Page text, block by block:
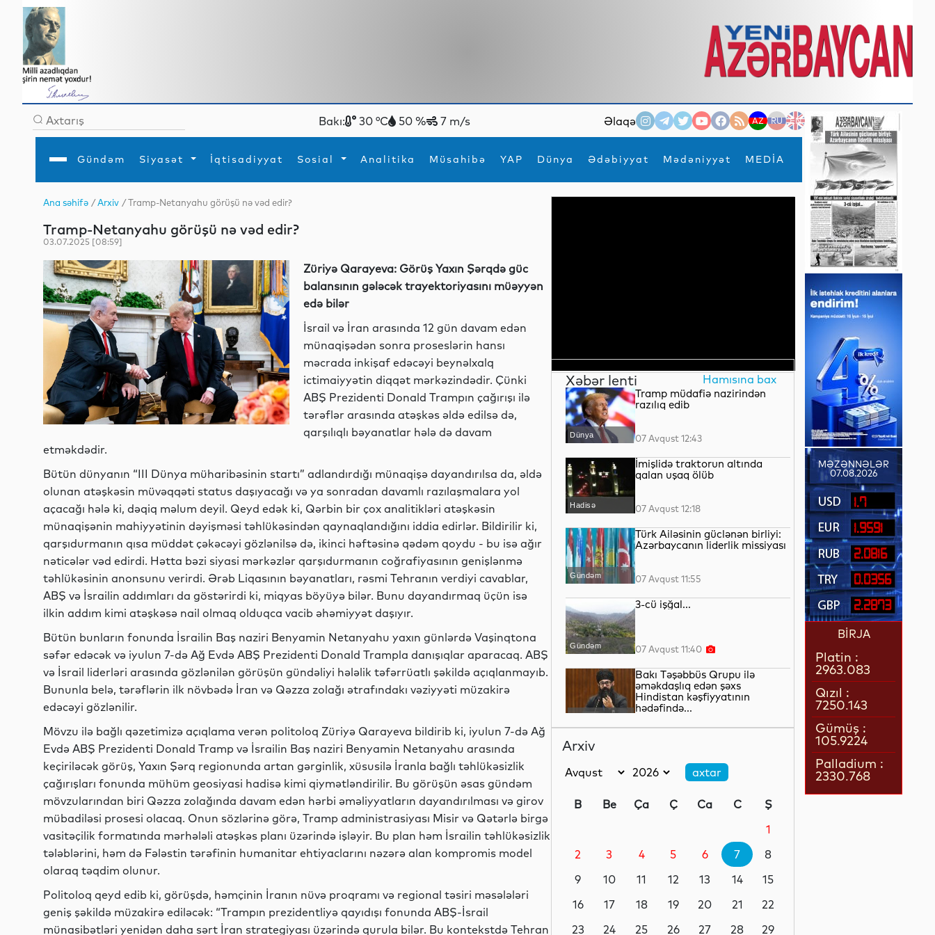
Bakı: 30 °C 50 % 7 m/s Əlaqə AZ RU EN
Gündəm Siyasət İqtisadiyyat Sosial Analitika Müsahibə YAP Dünya Ədəbiyyat Mədəniyyət MEDİA
×
Gündəm
İqtisadiyyat
Analitika
Mədəniyyət
Müsahibə
MEDİA
Xarici siyasət Turizm
Hadisə
Diaspor
Ana səhifə /Arxiv / Tramp-Netanyahu görüşü nə vəd edir?
Tramp-Netanyahu görüşü nə vəd edir?
03.07.2025 [08:59]
Züriyə Qarayeva: Görüş Yaxın Şərqdə güc
balansının gələcək trayektoriyasını müəyyən
edə bilər
İsrail və İran arasında 12 gün davam edən
münaqişədən sonra proseslərin hansı
məcrada inkişaf edəcəyi beynəlxalq
ictimaiyyətin diqqət mərkəzindədir. Çünki
ABŞ Prezidenti Donald Trampın çağırışı ilə
tərəflər arasında atəşkəs əldə edilsə də,
qarşılıqlı bəyanatlar hələ də davam
etməkdədir.
Bütün dünyanın “III Dünya müharibəsinin startı” adlandırdığı münaqişə dayandırılsa da, əldə
olunan atəşkəsin müvəqqəti status daşıyacağı və ya sonradan davamlı razılaşmalara yol
açacağı hələ ki, dəqiq məlum deyil. Qeyd edək ki, Qərbin bir çox analitikləri atəşkəsin
münaqişənin mahiyyətinin dəyişməsi təhlükəsindən qaynaqlandığını iddia edirlər. Bildirilir ki,
qarşıdurmanın qısa müddət çəkəcəyi gözlənilsə də, ikinci həftəsinə qədəm qoydu - bu isə ağır
nəticələr vəd edirdi. Hətta bəzi siyasi mərkəzlər qarşıdurmanın coğrafiyasının genişlənmə
təhlükəsinin anonsunu verirdi. Ərəb Liqasının bəyanatları, rəsmi Tehranın verdiyi cavablar,
ABŞ və İsrailin addımları da göstərirdi ki, miqyas böyüyə bilər. Bunu dayandırmaq üçün isə
ilkin addım kimi atəşkəsə nail olmaq olduqca vacib əhəmiyyət daşıyır.
Bütün bunların fonunda İsrailin Baş naziri Benyamin Netanyahu yaxın günlərdə Vaşinqtona
səfər edəcək və iyulun 7-də Ağ Evdə ABŞ Prezidenti Donald Trampla danışıqlar aparacaq. ABŞ
və İsrail liderləri arasında gözlənilən görüşün gündəliyi hələlik təfərrüatlı şəkildə açıqlanmayıb.
Bununla belə, tərəflərin ilk növbədə İran və Qəzza zolağı ətrafındakı vəziyyəti müzakirə
edəcəyi gözlənilir.
Mövzu ilə bağlı qəzetimizə açıqlama verən politoloq Züriyə Qarayeva bildirib ki, iyulun 7-də Ağ
Evdə ABŞ Prezidenti Donald Tramp və İsrailin Baş naziri Benyamin Netanyahu arasında
keçiriləcək görüş, Yaxın Şərq regionunda artan gərginlik, xüsusilə İranla bağlı təhlükəsizlik
çağırışları fonunda mühüm geosiyasi hadisə kimi qiymətləndirilir. Bu görüşün əsas gündəm
mövzularından biri Qəzza zolağında davam edən hərbi əməliyyatların dayandırılması və girov
mübadiləsi prosesi olacaq. Onun sözlərinə görə, Tramp administrasiyası Misir və Qətərlə birgə
vasitəçilik formatında mərhələli atəşkəs planı üzərində işləyir. Bu plan həm İsrailin təhlükəsizlik
tələblərini, həm də Fələstin tərəfinin humanitar ehtiyaclarını nəzərə alan kompromis model
olaraq təqdim olunur.
Politoloq qeyd edib ki, görüşdə, həmçinin İranın nüvə proqramı və regional təsiri məsələləri
geniş şəkildə müzakirə ediləcək: “Trampın prezidentliyə qayıdışı fonunda ABŞ-İsrail
münasibətləri yenidən daha sərt İran strategiyası üzərində qurula bilər. Bu kontekstdə Tehran
Xəbər lenti Hamısına bax
Dünya
Tramp müdafiə nazirindən
razılıq edib
07 Avqust 12:43
Hadisə
İmişlidə traktorun altında
qalan uşaq ölüb
07 Avqust 12:18
Gündəm
Türk Ailəsinin güclənən birliyi:
Azərbaycanın liderlik missiyası
07 Avqust 11:55
Gündəm
3-cü işğal...
07 Avqust 11:40
Siyasət
Bakı Təşəbbüs Qrupu ilə
əməkdaşlıq edən şəxs
Hindistan kəşfiyyatının
hədəfində...
qanunla tənzimlənəcək
Analitik 07 Avqust 10:30
Analitik
Razılaşma “qapıdadır”...
07 Avqust 10:05
Arxiv
B Be Ça Ç Ca C
Ş
1
2
3 4 5 6 7
8
9
10 11 12 13 14
15
16
17 18 19 20 21
22
23
24 25 26 27 28
29
MƏZƏNNƏLƏR
07.08.2026
1.7
1.9591
2.0816
0.0356
2.2873
BİRJA
Platin :
2963.083
Qızıl :
7250.143
Gümüş :
105.9224
Palladium :
2330.768